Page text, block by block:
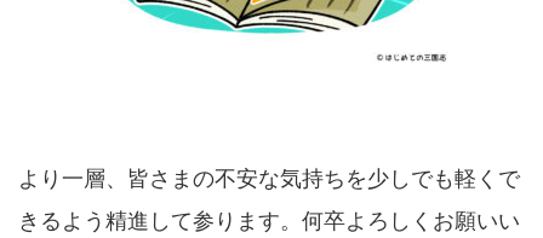
より一層、皆さまの不安な気持ちを少しでも軽くで
きるよう精進して参ります。何卒よろしくお願いい